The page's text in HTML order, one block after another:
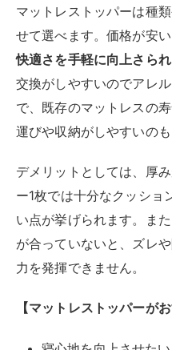
力を発揮できません。
【マットレストッパーが
寝心地を向上させたい
既存のマットレスに
マットレスの寿命を
アレルギー対策や清
予算に合わせて選びた
厚さ5～10センチ
呼ばれます。このタイプは